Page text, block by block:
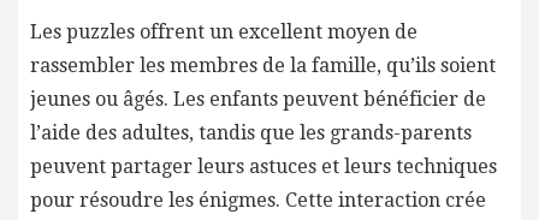
Les puzzles offrent un excellent moyen de
rassembler les membres de la famille, qu’ils soient
jeunes ou âgés. Les enfants peuvent bénéficier de
l’aide des adultes, tandis que les grands-parents
peuvent partager leurs astuces et leurs techniques
pour résoudre les énigmes. Cette interaction crée